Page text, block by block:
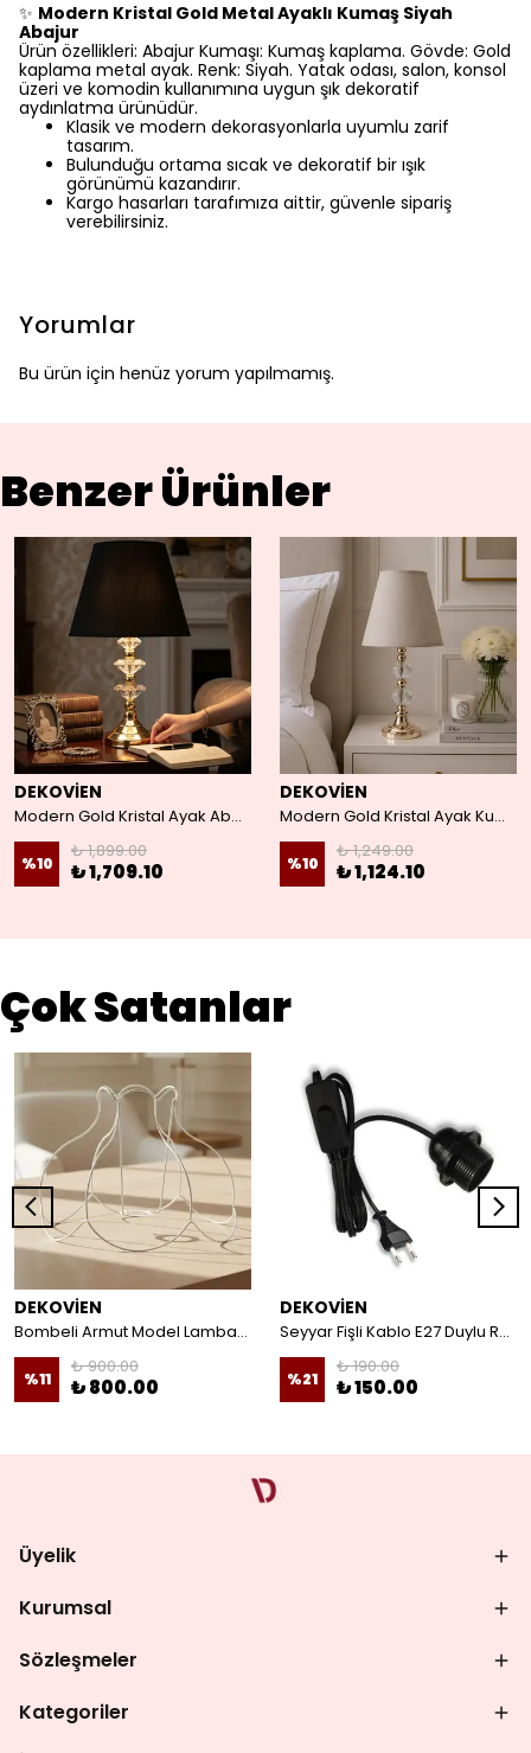
✨ Modern Kristal Gold Metal Ayaklı Kumaş Siyah
Abajur
Ürün özellikleri: Abajur Kumaşı: Kumaş kaplama. Gövde: Gold
kaplama metal ayak. Renk: Siyah. Yatak odası, salon, konsol
üzeri ve komodin kullanımına uygun şık dekoratif
aydınlatma ürünüdür.
Klasik ve modern dekorasyonlarla uyumlu zarif
tasarım.
Bulunduğu ortama sıcak ve dekoratif bir ışık
görünümü kazandırır.
Kargo hasarları tarafımıza aittir, güvenle sipariş
verebilirsiniz.
Yorumlar
Bu ürün için henüz yorum yapılmamış.
Benzer Ürünler
DEKOVİEN
Modern Gold Kristal Ayak Abajur Siyah Renk Şapkası Adal Model
%10
₺ 1,899.00
₺ 1,709.10
DEKOVİEN
Modern Gold Kristal Ayak Kumaş Vizon Abajur
%10
₺ 1,249.00
₺ 1,124.10
Çok Satanlar
DEKOVİEN
Bombeli Armut Model Lambader Teli Galvaniz
%11
₺ 900.00
₺ 800.00
DEKOVİEN
Seyyar Fişli Kablo E27 Duylu Rondelalı Anahtarlı Kablo Arapuarlı Abajur Kablo
%21
₺ 190.00
₺ 150.00
Üyelik
Kurumsal
Sözleşmeler
Kategoriler